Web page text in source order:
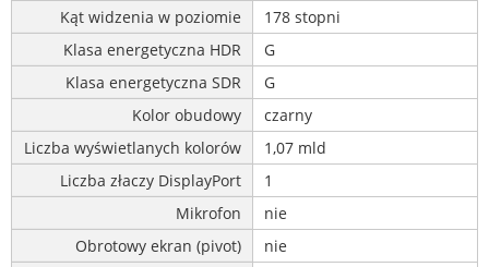
Kąt widzenia w poziomie
178 stopni
Klasa energetyczna HDR
G
Klasa energetyczna SDR
G
Kolor obudowy
czarny
Liczba wyświetlanych kolorów
1,07 mld
Liczba złaczy DisplayPort
1
Mikrofon
nie
Obrotowy ekran (pivot)
nie